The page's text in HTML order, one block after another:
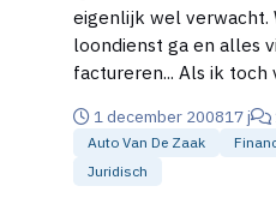
eigenlijk wel verwacht. Wellicht dat
loondienst ga en alles
factureren... Als ik toch volledig op de loonlijst zou
een auto vanuit een
wordt dit sowieso als
wellicht welk wetsartikel
1 december 200817 j
Auto Van De Zaak
Juridisch